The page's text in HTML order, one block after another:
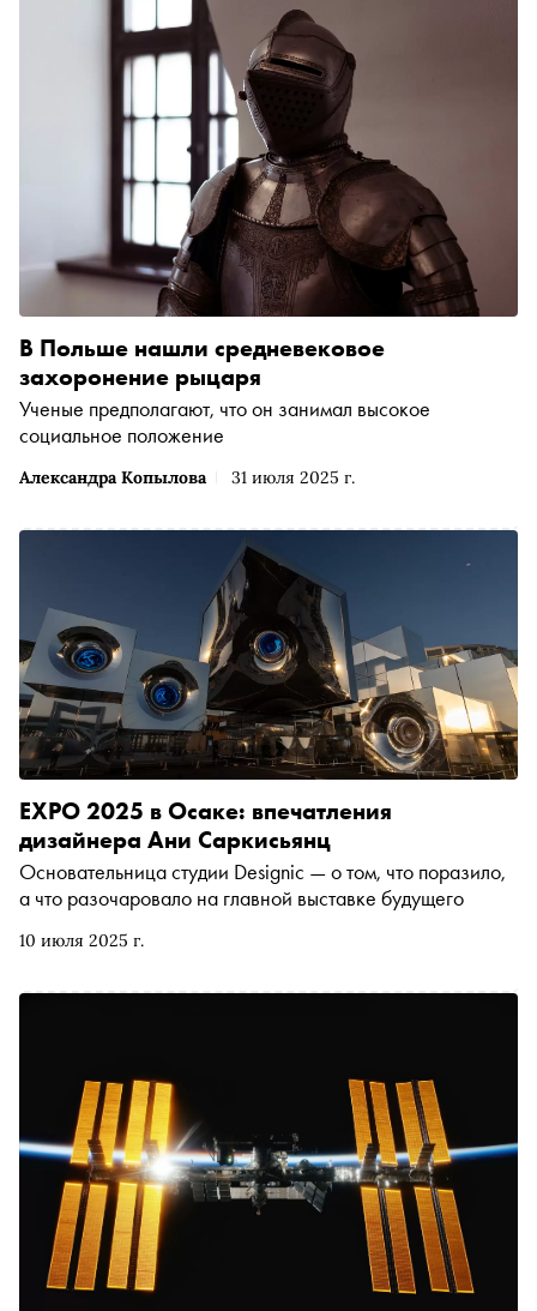
Александра Копылова 31 июля 2025 г.
В Польше нашли средневековое
захоронение рыцаря
Ученые предполагают, что он занимал высокое
социальное положение
10 июля 2025 г.
EXPO 2025 в Осаке: впечатления
дизайнера Ани Саркисьянц
Основательница студии Designic — о том, что поразило,
а что разочаровало на главной выставке будущего